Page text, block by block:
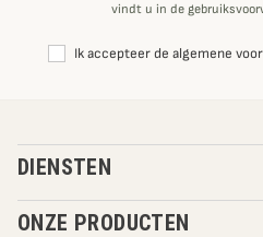
vindt u in de
Ik accepteer de algemene
DIENSTEN
ONZE PRODUCTEN